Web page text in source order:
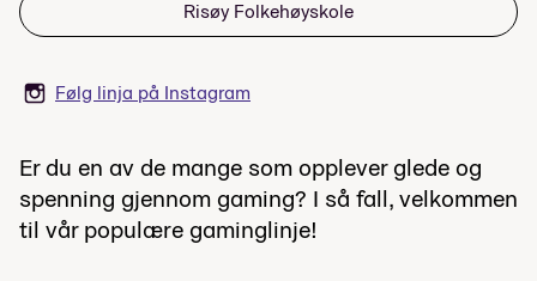
Risøy Folkehøyskole
Følg linja på Instagram
Er du en av de mange som opplever glede og
spenning gjennom gaming? I så fall, velkommen
til vår populære gaminglinje!